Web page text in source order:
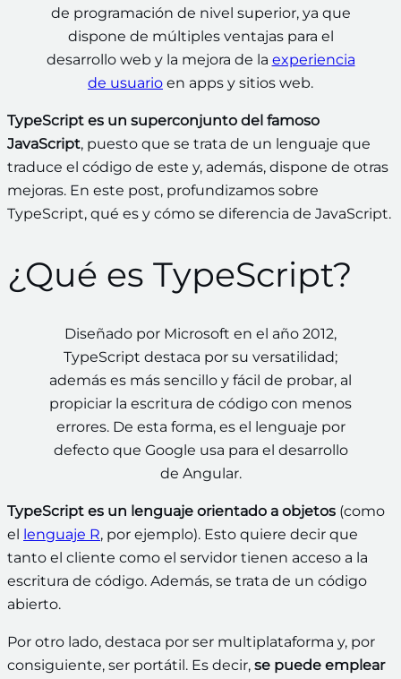
de programación de nivel superior, ya que
dispone de múltiples ventajas para el
desarrollo web y la mejora de la experiencia
de usuario en apps y sitios web.
TypeScript es un superconjunto del famoso
JavaScript, puesto que se trata de un lenguaje que
traduce el código de este y, además, dispone de otras
mejoras. En este post, profundizamos sobre
TypeScript, qué es y cómo se diferencia de JavaScript.
¿Qué es TypeScript?
Diseñado por Microsoft en el año 2012,
TypeScript destaca por su versatilidad;
además es más sencillo y fácil de probar, al
propiciar la escritura de código con menos
errores. De esta forma, es el lenguaje por
defecto que Google usa para el desarrollo
de Angular.
TypeScript es un lenguaje orientado a objetos (como
el lenguaje R, por ejemplo). Esto quiere decir que
tanto el cliente como el servidor tienen acceso a la
escritura de código. Además, se trata de un código
abierto.
Por otro lado, destaca por ser multiplataforma y, por
consiguiente, ser portátil. Es decir, se puede emplear